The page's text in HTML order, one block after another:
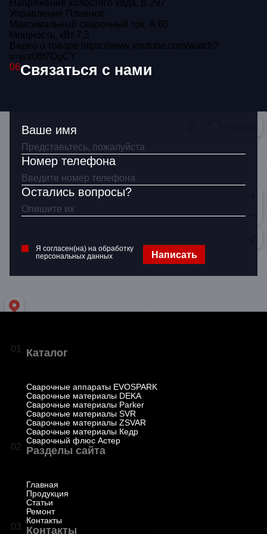
Напряжение холостого хода, В 297
Управление Плавное
Максимальный сварочный ток, А 60
Мощность, кВт 7,3
Видео о товаре https://www.youtube.com/watch?
v=jsx08t7OgCY
06Связаться с нами
Ваше имя
Номер телефона
Остались вопросы?
Я согласен(на) на обработку
персональных данных
Написать
01 Каталог
Сварочные аппараты EVOSPARK
Сварочные материалы DEKA
Сварочные материалы Parker
Сварочные материалы SVR
Сварочные материалы ZSVAR
Сварочные материалы Кедр
Сварочный флюс Астер
02 Разделы сайта
Главная
Продукция
Статьи
Ремонт
Контакты
03 Контакты